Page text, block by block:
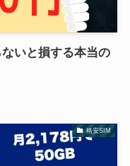
いと損する本当の
格安SIM